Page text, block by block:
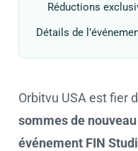
Réductions
Détails de
Orbitvu USA est fier
sommes de
événement FIN